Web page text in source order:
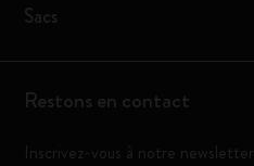
Sacs
Restons en contact
Inscrivez-vous à notre newsletter